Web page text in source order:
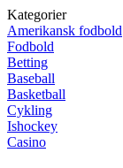
Kategorier
Amerikansk fodbold
Fodbold
Betting
Baseball
Basketball
Cykling
Ishockey
Casino